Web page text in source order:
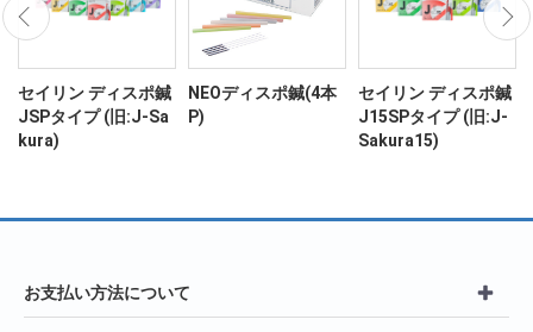
セイリン ディスポ鍼
JSPタイプ (旧:J-Sa
kura)
NEOディスポ鍼(4本
P)
セイリン ディスポ鍼
J15SPタイプ (旧:J-
Sakura15)
お支払い方法について